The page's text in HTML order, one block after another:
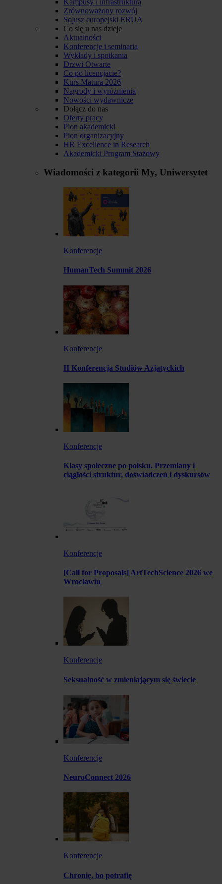
Zrównoważony rozwój
Sojusz europejski ERUA
Co się u nas dzieje
Aktualności
Konferencje i seminaria
Wykłady i spotkania
Drzwi Otwarte
Co po licencjacie?
Kurs Matura 2026
Nagrody i wyróżnienia
Nowości wydawnicze
Dołącz do nas
Oferty pracy
Pion akademicki
Pion organizacyjny
HR Excellence in Research
Akademicki Program Stażowy
Wiadomości z kategorii My, Uniwersytet
Konferencje
HumanTech Summit 2026
Konferencje
II Konferencja Studiów Azjatyckich
Konferencje
Klasy społeczne po polsku. Przemiany i
ciągłości struktur, doświadczeń i dyskursów
Konferencje
[Call for Proposals] ArtTechScience 2026 we
Wrocławiu
Konferencje
Seksualność w zmieniającym się świecie
Konferencje
NeuroConnect 2026
Konferencje
Chronię, bo potrafię